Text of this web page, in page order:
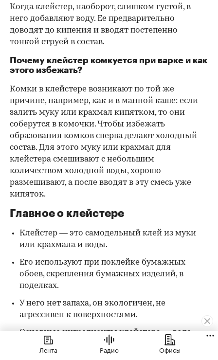
Когда клейстер, наоборот, слишком густой, в
него добавляют воду. Ее предварительно
доводят до кипения и вводят постепенно
тонкой струей в состав.
Почему клейстер комкуется при варке и как
этого избежать?
Комки в клейстере возникают по той же
причине, например, как и в манной каше: если
залить муку или крахмал кипятком, то они
соберутся в комочки. Чтобы избежать
образования комков сперва делают холодный
состав. Для этого муку или крахмал для
клейстера смешивают с небольшим
количеством холодной воды, хорошо
размешивают, а после вводят в эту смесь уже
кипяток.
Главное о клейстере
Клейстер — это самодельный клей из муки
или крахмала и воды.
Его используют при поклейке бумажных
обоев, скрепления бумажных изделий, в
поделках.
У него нет запаха, он экологичен, не
агрессивен к поверхностями.
Основные ингредиенты клейстера — вода,
крахмал или мука.
Лента Радио Офисы